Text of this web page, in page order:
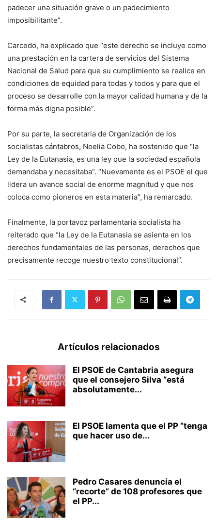
padecer una situación grave o un padecimiento
imposibilitante”.
Carcedo, ha explicado que “este derecho se incluye como
una prestación en la cartera de servicios del Sistema
Nacional de Salud para que su cumplimiento se realice en
condiciones de equidad para todas y todos y para que el
proceso se desarrolle con la mayor calidad humana y de la
forma más digna posible”.
Por su parte, la secretaria de Organización de los
socialistas cántabros, Noelia Cobo, ha sostenido que “la
Ley de la Eutanasia, es una ley que la sociedad española
demandaba y necesitaba”. “Nuevamente es el PSOE el que
lidera un avance social de enorme magnitud y que nos
coloca como pioneros en esta materia”, ha remarcado.
Finalmente, la portavoz parlamentaria socialista ha
reiterado que “la Ley de la Eutanasia se asienta en los
derechos fundamentales de las personas, derechos que
precisamente recoge nuestro texto constitucional”.
Artículos relacionados
El PSOE de Cantabria asegura
que el consejero Silva “está
absolutamente...
El PSOE lamenta que el PP “tenga
que hacer uso de...
Pedro Casares denuncia el
“recorte” de 108 profesores que
el PP...